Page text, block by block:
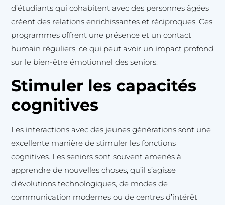
d’étudiants qui cohabitent avec des personnes âgées
créent des relations enrichissantes et réciproques. Ces
programmes offrent une présence et un contact
humain réguliers, ce qui peut avoir un impact profond
sur le bien-être émotionnel des seniors.
Stimuler les capacités
cognitives
Les interactions avec des jeunes générations sont une
excellente manière de stimuler les fonctions
cognitives. Les seniors sont souvent amenés à
apprendre de nouvelles choses, qu’il s’agisse
d’évolutions technologiques, de modes de
communication modernes ou de centres d’intérêt